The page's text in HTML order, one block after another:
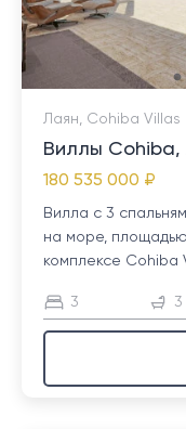
Лаян, Cohiba Villas
Виллы Cohiba,
180 535 000 ₽
Вилла с 3
на море, площадью
комплексе Cohiba
3 3